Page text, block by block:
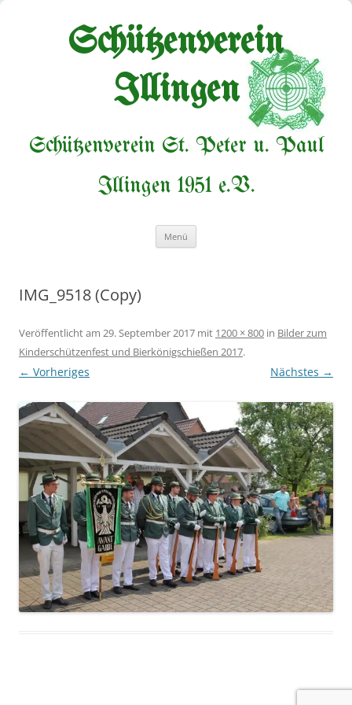
Schützenverein
Illingen
Schützenverein St. Peter u. Paul
Illingen 1951 e.V.
Menü
IMG_9518 (Copy)
Veröffentlicht am 29. September 2017 mit 1200 × 800 in Bilder zum
Kinderschützenfest und Bierkönigschießen 2017.
← Vorheriges Nächstes →